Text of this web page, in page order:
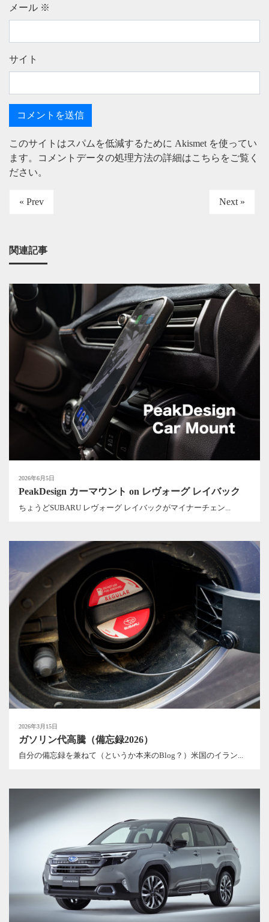
メール ※
サイト
このサイトはスパムを低減するために Akismet を使ってい
ます。
コメントデータの処理方法の詳細はこちらをご覧く
ださい。
« Prev Next »
関連記事
2026年6月5日
PeakDesign カーマウント on レヴォーグ レイバック
ちょうどSUBARU レヴォーグ レイバックがマイナーチェン...
2026年3月15日
ガソリン代高騰（備忘録2026）
自分の備忘録を兼ねて（というか本来のBlog？）米国のイラン...